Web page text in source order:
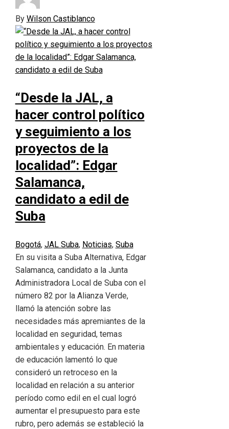
By Wilson Castiblanco
“Desde la JAL, a
hacer control político
y seguimiento a los
proyectos de la
localidad”: Edgar
Salamanca,
candidato a edil de
Suba
Bogotá, JAL Suba, Noticias, Suba
En su visita a Suba Alternativa, Edgar
Salamanca, candidato a la Junta
Administradora Local de Suba con el
número 82 por la Alianza Verde,
llamó la atención sobre las
necesidades más apremiantes de la
localidad en seguridad, temas
ambientales y educación. En materia
de educación lamentó lo que
consideró un retroceso en la
localidad en relación a su anterior
período como edil en el cual logró
aumentar el presupuesto para este
rubro, pero además se estableció la